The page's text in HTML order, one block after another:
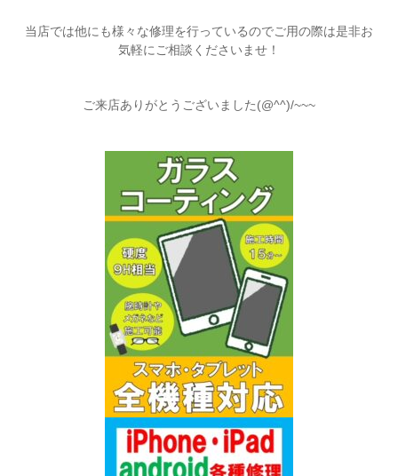
当店では他にも様々な修理を行っているのでご用の際は是非お
気軽にご相談くださいませ！
ご来店ありがとうございました(@^^)/~~~